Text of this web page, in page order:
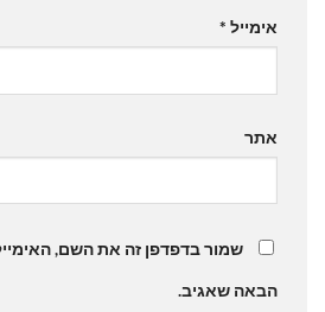
אימייל *
אתר
שמור בדפדפן זה את השם,
הבאה שאגיב.